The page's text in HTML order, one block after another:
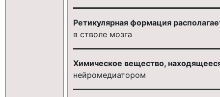
Ретикулярная формация
в стволе мозга
Химическое вещество,
нейромедиатором